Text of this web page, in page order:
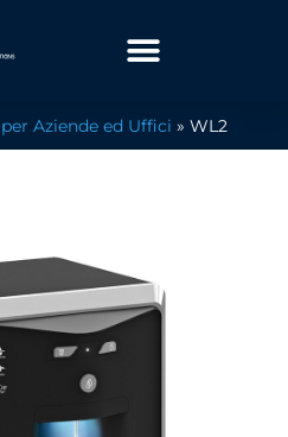
Aziende ed Uffici » WL2